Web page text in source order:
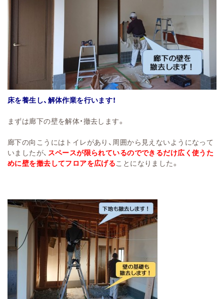
床を養生し、解体作業を行います！
まずは廊下の壁を解体・撤去します。
廊下の向こうにはトイレがあり、周囲から見えないようになって
いましたが、 スペースが限られているのでできるだけ広く使うた
めに壁を撤去してフロアを広げることになりました。